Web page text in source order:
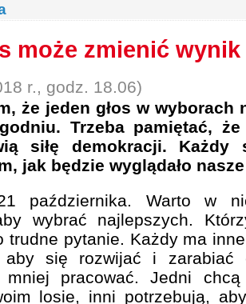
może zmienić
r., godz. 18.06)
że jeden głos w
Trzeba pamiętać, że
siłę demokracji. Każdy
jak będzie wyglądało
października. Warto w
wybrać najlepszych.
trudne pytanie. Każdy ma
aby się rozwijać i zarabiać
mniej pracować. Jedni
losie, inni potrzebują,